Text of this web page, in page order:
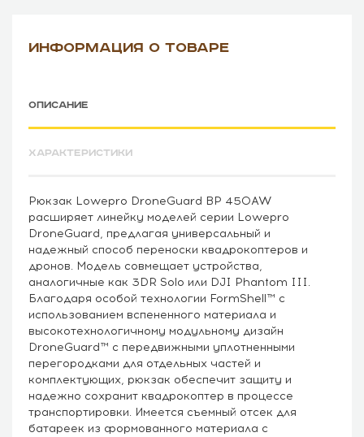
ИНФОРМАЦИЯ О ТОВАРЕ
ОПИСАНИЕ
ХАРАКТЕРИСТИКИ
Рюкзак Lowepro DroneGuard BP 450AW
расширяет линейку моделей серии Lowepro
DroneGuard, предлагая универсальный и
надежный способ переноски квадрокоптеров и
дронов. Модель совмещает устройства,
аналогичные как 3DR Solo или DJI Phantom III.
Благодаря особой технологии FormShell™ с
использованием вспененного материала и
высокотехнологичному модульному дизайн
DroneGuard™ с передвижными уплотненными
перегородками для отдельных частей и
комплектующих, рюкзак обеспечит защиту и
надежно сохранит квадрокоптер в процессе
транспортировки. Имеется съемный отсек для
батареек из формованного материала с